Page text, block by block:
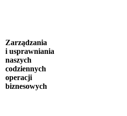
Zarządzania
i usprawniania
naszych
codziennych
operacji
biznesowych